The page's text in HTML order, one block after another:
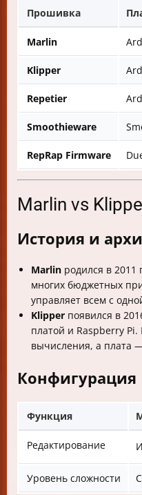
Прошивка
Marlin
Klipper
Repetier
Smoothieware
RepRap Firmware
Marlin vs
История и
Marlin родился в 2011
многих бюджетных
управляет всем с
Klipper появился в
платой и Raspberry
вычисления, а плата
Конфигурация
Функция
Редактирование
Уровень сложности